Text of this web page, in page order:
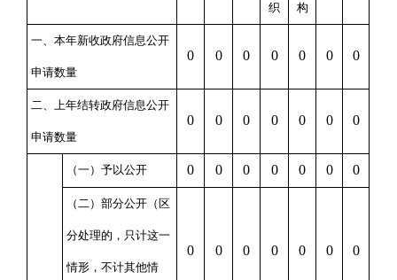
织 构
一、本年新收政府信息公开
申请数量
0 0 0 0 0 0 0
二、上年结转政府信息公开
申请数量
0 0 0 0 0 0 0
（一）予以公开 0 0 0 0 0 0 0
（二）部分公开 （区
分处理的，只计这一
情形，不计其他情
0 0 0 0 0 0 0